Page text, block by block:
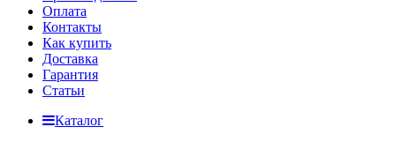
Оплата
Контакты
Как купить
Доставка
Гарантия
Статьи
Каталог